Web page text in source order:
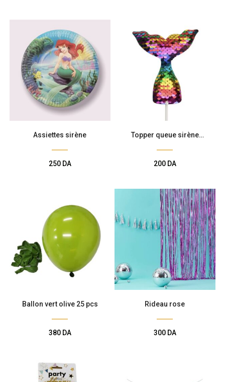
Assiettes sirène
250 DA
Topper queue sirène
200 DA
Ballon vert olive 25 pcs
380 DA
Rideau rose
300 DA